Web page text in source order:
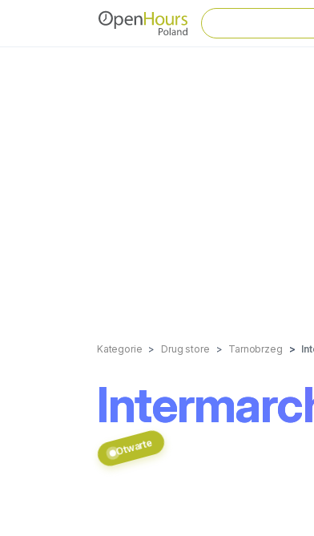
Kategorie Drug store Tarnobrzeg
Otwarte